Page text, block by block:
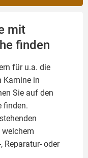
mit
finden
für u.a. die
Kamine in
Sie auf den
finden.
welchem
Reparatur- oder